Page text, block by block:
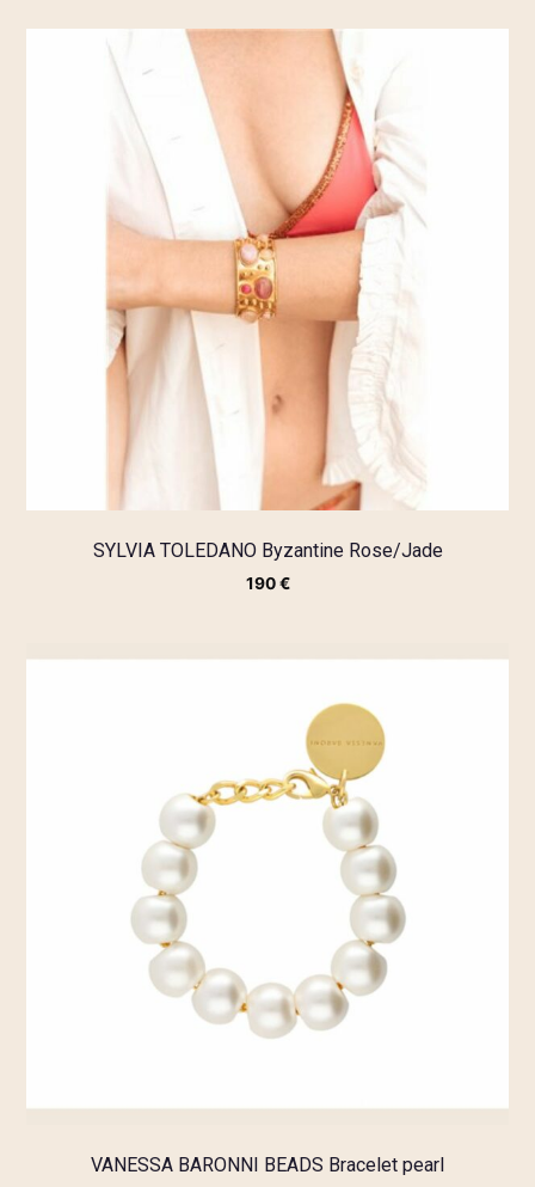
SYLVIA TOLEDANO Byzantine Rose/Jade
190€
VANESSA BARONNI BEADS Bracelet pearl